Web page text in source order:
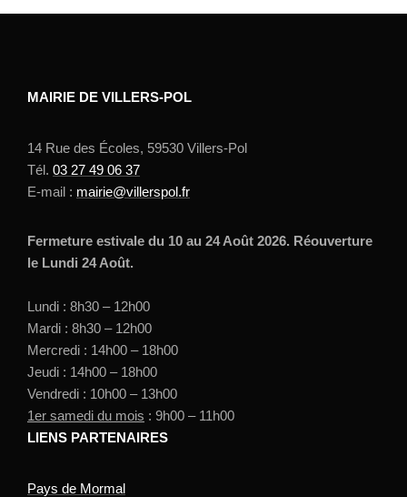
MAIRIE DE VILLERS-POL
14 Rue des Écoles, 59530 Villers-Pol
Tél. 03 27 49 06 37
E-mail : mairie@villerspol.fr
Fermeture estivale du 10 au 24 Août 2026. Réouverture
le Lundi 24 Août.
Lundi : 8h30 – 12h00
Mardi : 8h30 – 12h00
Mercredi : 14h00 – 18h00
Jeudi : 14h00 – 18h00
Vendredi : 10h00 – 13h00
1er samedi du mois : 9h00 – 11h00
LIENS PARTENAIRES
Pays de Mormal